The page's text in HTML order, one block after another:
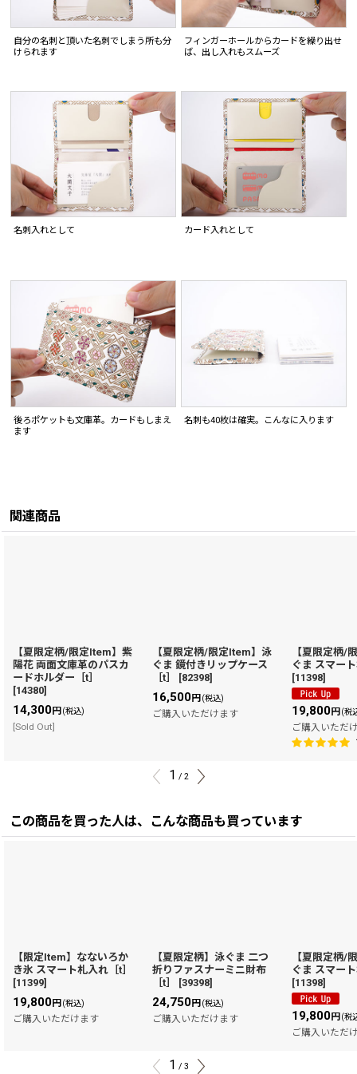
自分の名刺と頂いた名刺でしまう所も分
けられます
フィンガーホールからカードを繰り出せ
ば、出し入れもスムーズ
名刺入れとして カード入れとして
後ろポケットも文庫革。カードもしまえ
ます
名刺も40枚は確実。こんなに入ります
関連商品
【夏限定柄/限定Item】紫
陽花 両面文庫革のパスカ
ードホルダー［t］
[14380]
14,300円 (税込)
[Sold Out]
【夏限定柄/限定Item】泳
ぐま 鏡付きリップケース
［t］
[82398]
16,500円 (税込)
ご購入いただけます
【夏限定柄/
ぐま スマー
[11398]
19,800円 (税
ご購入いただ
1 / 2
この商品を買った人は、こんな商品も買っています
【限定Item】なないろか
き氷 スマート札入れ［t］
[11399]
19,800円 (税込)
ご購入いただけます
【夏限定柄】泳ぐま 二つ
折りファスナーミニ財布
［t］
[39398]
24,750円 (税込)
ご購入いただけます
【夏限定柄/
ぐま スマー
[11398]
19,800円 (税
ご購入いただ
1 / 3